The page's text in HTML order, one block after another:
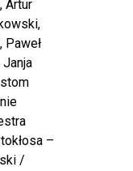
Artur
Paweł
Janja
–
/